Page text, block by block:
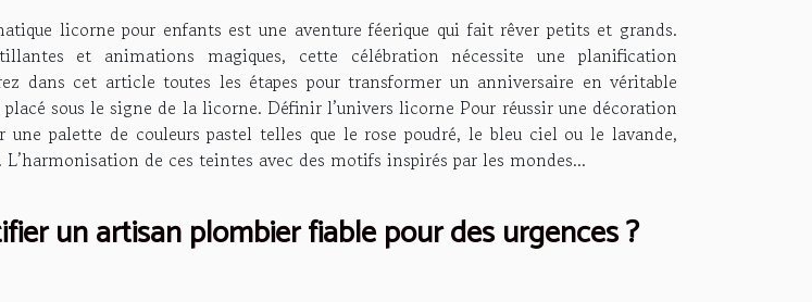
licorne pour enfants est une aventure féerique qui fait rêver petits et grands.
et animations magiques, cette célébration nécessite une planification
dans cet article toutes les étapes pour transformer un anniversaire en véritable
sous le signe de la licorne. Définir l’univers licorne Pour réussir une décoration
palette de couleurs pastel telles que le rose poudré, le bleu ciel ou le lavande,
de ces teintes avec des motifs inspirés par les mondes...
un artisan plombier fiable pour des urgences ?